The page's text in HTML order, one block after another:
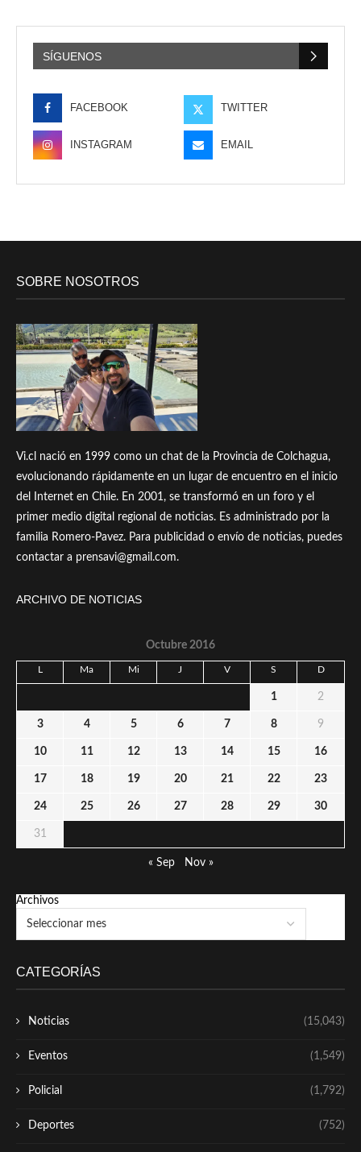
SÍGUENOS
FACEBOOK TWITTER
INSTAGRAM EMAIL
SOBRE NOSOTROS
Vi.cl nació en 1999 como un chat de la Provincia de Colchagua,
evolucionando rápidamente en un lugar de encuentro en el inicio
del Internet en Chile. En 2001, se transformó en un foro y el
primer medio digital regional de noticias. Es administrado por la
familia Romero-Pavez. Para publicidad o envío de noticias, puedes
contactar a prensavi@gmail.com.
ARCHIVO DE NOTICIAS
Octubre 2016
L Ma Mi J V S D
1 2
3 4 5 6 7 8 9
10 11 12 13 14 15 16
17 18 19 20 21 22 23
24 25 26 27 28 29 30
31
« Sep Nov »
Archivos
CATEGORÍAS
Noticias (15,043)
Eventos (1,549)
Policial (1,792)
Deportes (752)